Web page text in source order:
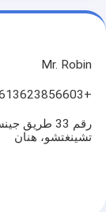
Mr. Robin
+8613623856603
رقم 33 طريق
تشينغتشو، هنان